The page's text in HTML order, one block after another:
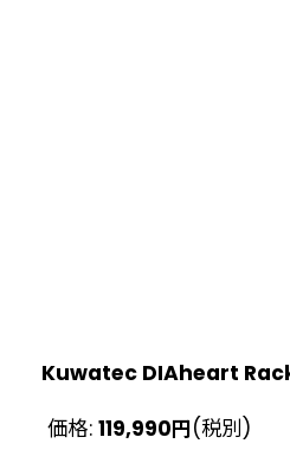
Kuwatec DIAheart
価格: 119,990円(税別)